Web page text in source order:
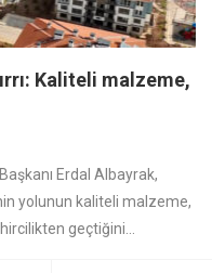
Kaliteli malzeme,
Erdal Albayrak,
yolunun kaliteli malzeme,
geçtiğini...